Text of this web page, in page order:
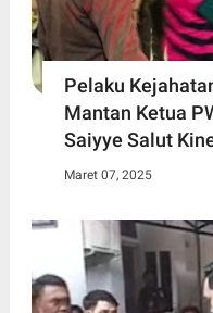
Pelaku
Mantan Ketua
Saiyye Salut
Maret 07, 2025